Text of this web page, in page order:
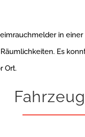
in
Es
Ort.